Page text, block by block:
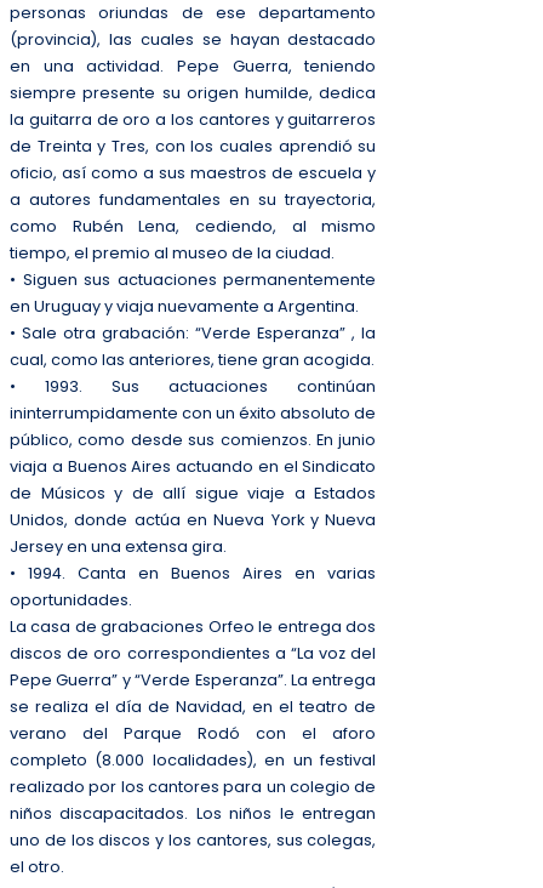
personas oriundas de ese departamento
(provincia), las cuales se hayan destacado
en una actividad. Pepe Guerra, teniendo
siempre presente su origen humilde, dedica
la guitarra de oro a los cantores y guitarreros
de Treinta y Tres, con los cuales aprendió su
oficio, así como a sus maestros de escuela y
a autores fundamentales en su trayectoria,
como Rubén Lena, cediendo, al mismo
tiempo, el premio al museo de la ciudad.
• Siguen sus actuaciones permanentemente
en Uruguay y viaja nuevamente a Argentina.
• Sale otra grabación: “Verde Esperanza” , la
cual, como las anteriores, tiene gran acogida.
• 1993. Sus actuaciones continúan
ininterrumpidamente con un éxito absoluto de
público, como desde sus comienzos. En junio
viaja a Buenos Aires actuando en el Sindicato
de Músicos y de allí sigue viaje a Estados
Unidos, donde actúa en Nueva York y Nueva
Jersey en una extensa gira.
• 1994. Canta en Buenos Aires en varias
oportunidades.
La casa de grabaciones Orfeo le entrega dos
discos de oro correspondientes a “La voz del
Pepe Guerra” y “Verde Esperanza”. La entrega
se realiza el día de Navidad, en el teatro de
verano del Parque Rodó con el aforo
completo (8.000 localidades), en un festival
realizado por los cantores para un colegio de
niños discapacitados. Los niños le entregan
uno de los discos y los cantores, sus colegas,
el otro.